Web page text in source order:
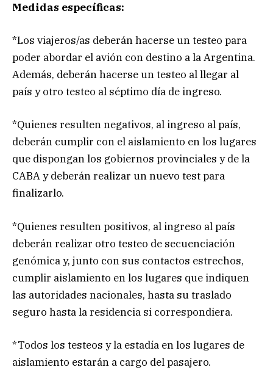
Medidas específicas:
*Los viajeros/as deberán hacerse un testeo para
poder abordar el avión con destino a la Argentina.
Además, deberán hacerse un testeo al llegar al
país y otro testeo al séptimo día de ingreso.
*Quienes resulten negativos, al ingreso al país,
deberán cumplir con el aislamiento en los lugares
que dispongan los gobiernos provinciales y de la
CABA y deberán realizar un nuevo test para
finalizarlo.
*Quienes resulten positivos, al ingreso al país
deberán realizar otro testeo de secuenciación
genómica y, junto con sus contactos estrechos,
cumplir aislamiento en los lugares que indiquen
las autoridades nacionales, hasta su traslado
seguro hasta la residencia si correspondiera.
*Todos los testeos y la estadía en los lugares de
aislamiento estarán a cargo del pasajero.